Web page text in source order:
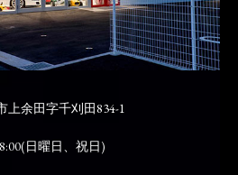
上余田字千刈田834-1
日曜日、祝日)